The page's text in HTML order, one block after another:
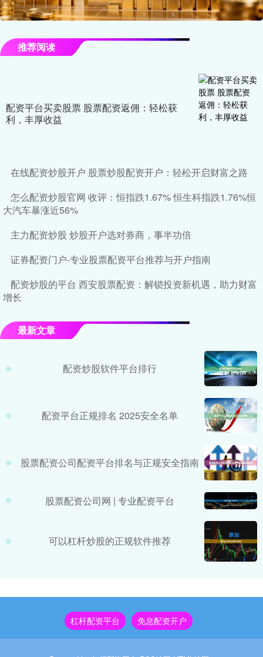
推荐阅读
配资平台买卖股票 股票配资返佣：轻松获
利，丰厚收益
在线配资炒股开户 股票炒股配资开户：轻松开启财富之路
怎么配资炒股官网 收评：恒指跌1.67% 恒生科指跌1.76%恒
大汽车暴涨近56%
主力配资炒股 炒股开户选对券商，事半功倍
证券配资门户-专业股票配资平台推荐与开户指南
配资炒股的平台 西安股票配资：解锁投资新机遇，助力财富
增长
最新文章
配资炒股软件平台排行
配资平台正规排名 2025安全名单
股票配资公司配资平台排名与正规安全指南
股票配资公司网 | 专业配资平台
可以杠杆炒股的正规软件推荐
杠杆配资平台 免息配资开户